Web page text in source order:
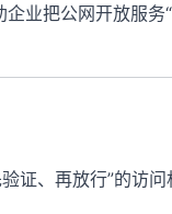
企业把公网开放服务
证、再放行”的访问